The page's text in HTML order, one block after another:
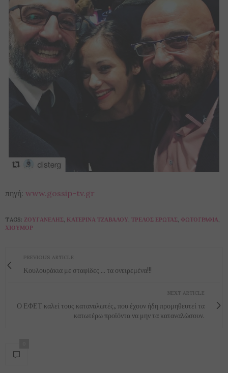
πηγή: www.gossip-tv.gr
TAGS: ΖΟΥΓΑΝΈΛΗΣ, ΚΑΤΕΡΊΝΑ ΤΖΆΒΑΛΟΥ, ΤΡΕΛΌΣ ΈΡΩΤΑΣ, ΦΩΤΟΓΡΑΦΊΑ,
ΧΙΟΎΜΟΡ
PREVIOUS ARTICLE
Κουλουράκια με σταφίδες ... τα ονειρεμένα!!!
NEXT ARTICLE
Ο ΕΦΕΤ καλεί τους καταναλωτές, που έχουν ήδη προμηθευτεί τα
κατωτέρω προϊόντα να μην τα καταναλώσουν.